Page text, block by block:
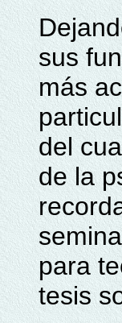
sus
más
del
de la
para
tesis